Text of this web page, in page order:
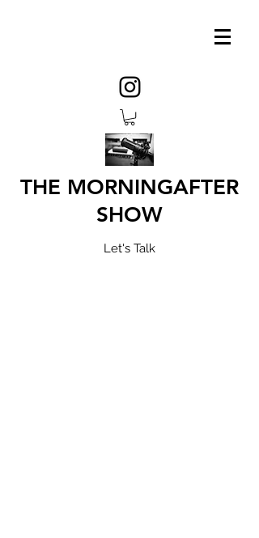
THE MORNINGAFTER
SHOW
Let's Talk